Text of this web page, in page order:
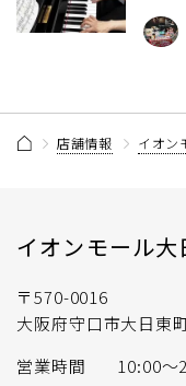
店舗情報 イオン
イオンモール大
〒570-0016
大阪府守口市大日東
営業時間
10:00～